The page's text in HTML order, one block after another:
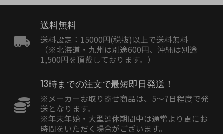
送料無料
送料設定：15000円(税抜)以上で送料無料
（※北海道・九州は別途600円、沖縄は別途
1,500円を頂戴しております。）
13時までの注文で最短即日発送！
※メーカーお取り寄せ商品は、5〜7日程度で発
送となります。
※年末年始・大型連休期間中は通常より更にお
時間をいただく場合がございます。